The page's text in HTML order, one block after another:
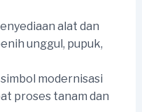
alat dan
unggul, pupuk,
modernisasi
proses tanam dan